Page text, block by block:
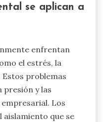
se aplican a
enfrentan
el estrés, la
problemas
presión y las
Los
aislamiento que se